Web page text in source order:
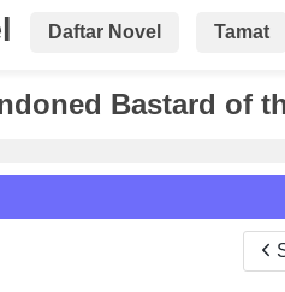
Daftar Novel Tamat
Bastard of